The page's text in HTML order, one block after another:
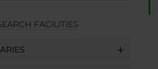
FACILITIES